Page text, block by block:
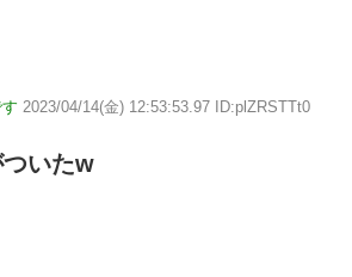
2023/04/14(金) 12:53:53.97 ID:plZRSTTt0
いたw